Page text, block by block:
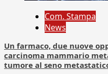
Com. Stampa
News
Un farmaco, due nuove
carcinoma mammario
tumore al seno